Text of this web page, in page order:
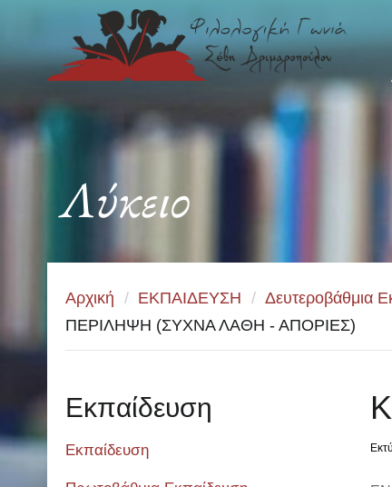
Λύκειο
Αρχική / ΕΚΠΑΙΔΕΥΣΗ / Δευτεροβάθμια
ΠΕΡΙΛΗΨΗ (ΣΥΧΝΑ ΛΑΘΗ - ΑΠΟΡΙΕΣ)
Εκπαίδευση
Εκπαίδευση